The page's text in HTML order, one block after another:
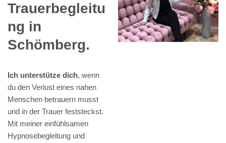
Trauerbegleitu
ng in
Schömberg.
Ich unterstütze dich, wenn
du den Verlust eines nahen
Menschen betrauern musst
und in der Trauer feststeckst.
Mit meiner einfühlsamen
Hypnosebegleitung und